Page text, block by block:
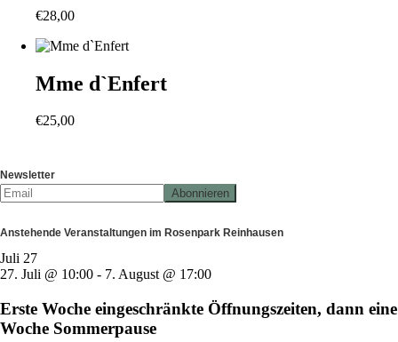
€28,00
Mme d`Enfert
€25,00
Newsletter
Anstehende Veranstaltungen im Rosenpark Reinhausen
Juli 27
27. Juli @ 10:00 - 7. August @ 17:00
Erste Woche eingeschränkte Öffnungszeiten, dann eine
Woche Sommerpause